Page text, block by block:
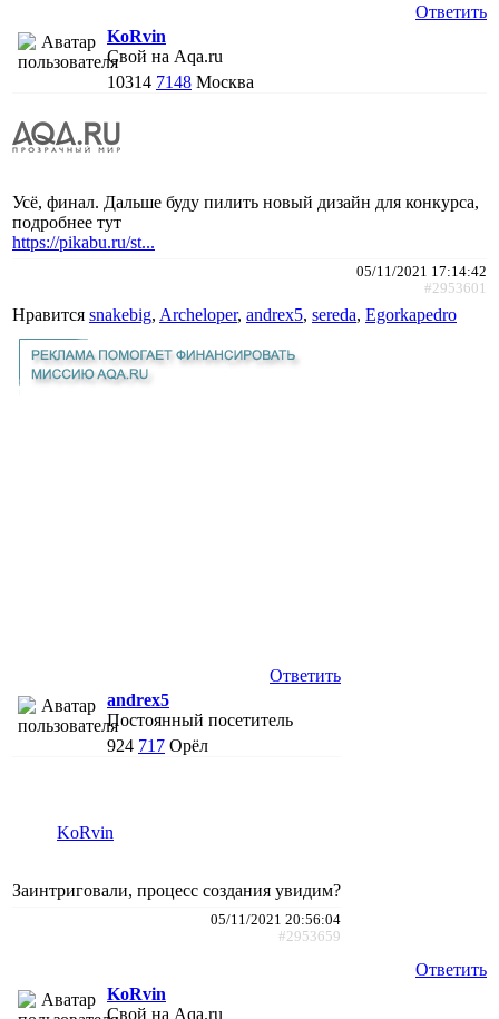
Ответить
KoRvin
Свой на Aqa.ru
10314 7148 Москва
Усё, финал. Дальше буду пилить новый дизайн для конкурса,
подробнее тут
https://pikabu.ru/st...
05/11/2021 17:14:42
#2953601
Нравится snakebig, Archeloper, andrex5, sereda, Egorkapedro
Ответить
andrex5
Постоянный посетитель
924 717 Орёл
KoRvin
Заинтриговали, процесс создания увидим?
05/11/2021 20:56:04
#2953659
Ответить
KoRvin
Свой на Aqa.ru